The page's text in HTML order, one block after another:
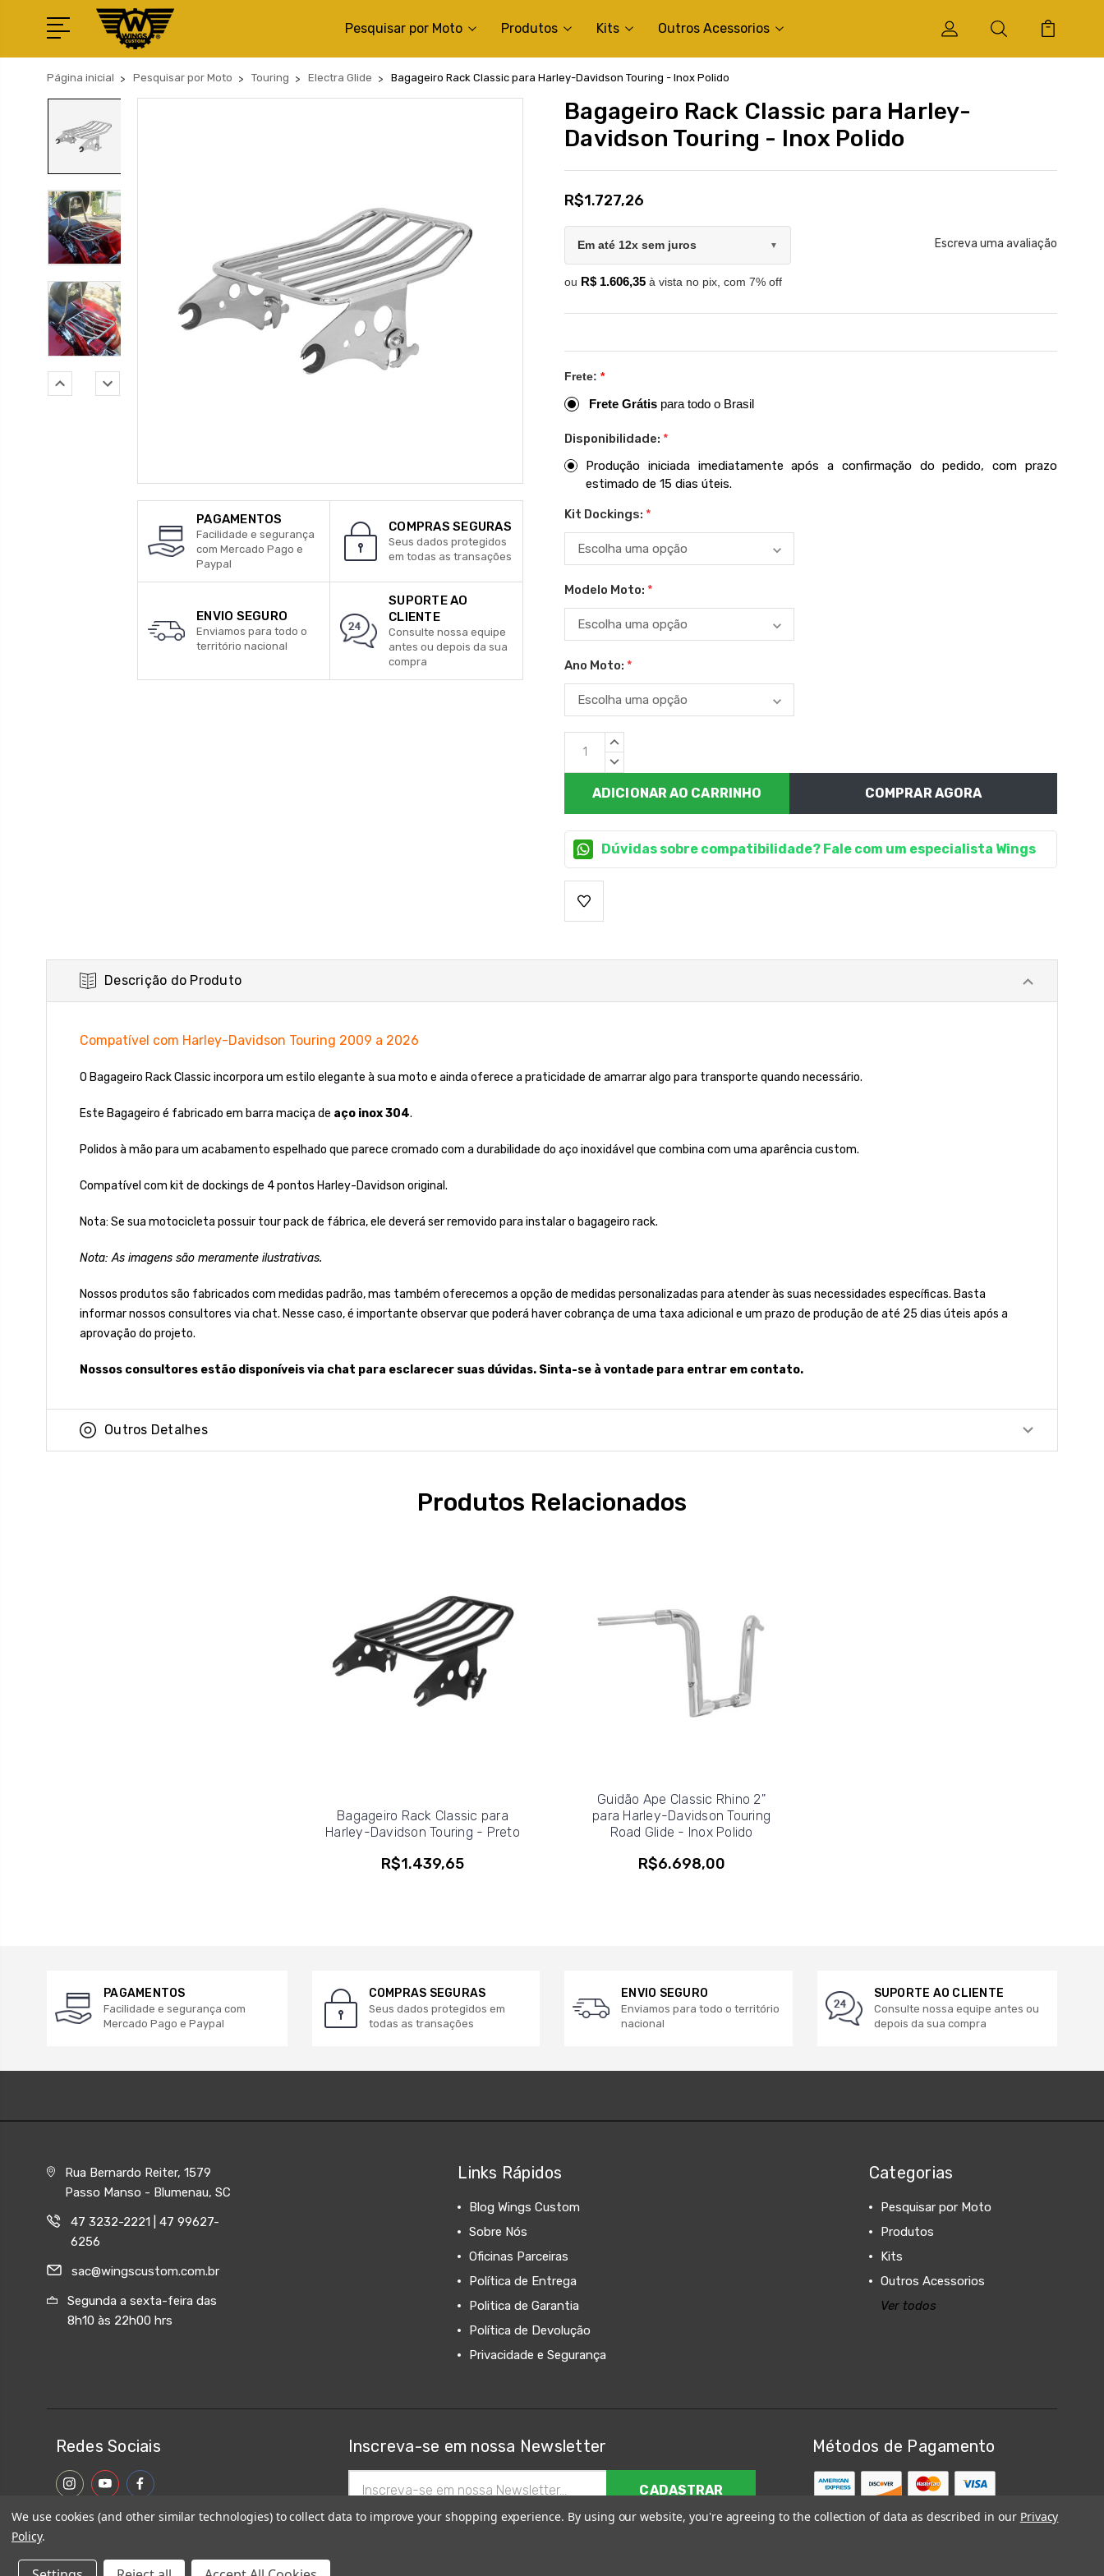
Pesquisar por Moto Produtos Kits Outros Acessorios
Página inicial Pesquisar por Moto Touring Electra Glide Bagageiro Rack Classic para Harley-Davidson Touring - Inox Polido
PAGAMENTOS
Facilidade e segurança
com Mercado Pago e
Paypal
COMPRAS SEGURAS
Seus dados protegidos
em todas as transações
ENVIO SEGURO
Enviamos para todo o
território nacional
SUPORTE AO
CLIENTE
Consulte nossa equipe
antes ou depois da sua
compra
Bagageiro Rack Classic para Harley-
Davidson Touring - Inox Polido
R$1.727,26
Em até 12x sem juros ▼
ou R$ 1.606,35 à vista no pix, com 7% off
Escreva uma avaliação
Frete: *
Frete Grátis para todo o Brasil
Disponibilidade: *
Produção iniciada imediatamente após a confirmação do pedido, com prazo
estimado de 15 dias úteis.
Kit Dockings: *
Modelo Moto: *
Ano Moto: *
Estoque
atual:
QUANTIDADE
QUANTIDADE
COMPRAR AGORA
Dúvidas sobre compatibilidade? Fale com um especialista Wings
Descrição do Produto
Compatível com Harley-Davidson Touring 2009 a 2026
O Bagageiro Rack Classic incorpora um estilo elegante à sua moto e ainda oferece a praticidade de amarrar algo para transporte quando necessário.
Este Bagageiro é fabricado em barra maciça de aço inox 304.
Polidos à mão para um acabamento espelhado que parece cromado com a durabilidade do aço inoxidável que combina com uma aparência custom.
Compatível com kit de dockings de 4 pontos Harley-Davidson original.
Nota: Se sua motocicleta possuir tour pack de fábrica, ele deverá ser removido para instalar o bagageiro rack.
Nota: As imagens são meramente ilustrativas.
Nossos produtos são fabricados com medidas padrão, mas também oferecemos a opção de medidas personalizadas para atender às suas necessidades específicas. Basta
informar nossos consultores via chat. Nesse caso, é importante observar que poderá haver cobrança de uma taxa adicional e um prazo de produção de até 25 dias úteis após a
aprovação do projeto.
Nossos consultores estão disponíveis via chat para esclarecer suas dúvidas. Sinta-se à vontade para entrar em contato.
Outros Detalhes
Produtos Relacionados
Bagageiro Rack Classic para
Harley-Davidson Touring - Preto
R$1.439,65
Guidão Ape Classic Rhino 2"
para Harley-Davidson Touring
Road Glide - Inox Polido
R$6.698,00
PAGAMENTOS
Facilidade e segurança com
Mercado Pago e Paypal
COMPRAS SEGURAS
Seus dados protegidos em
todas as transações
ENVIO SEGURO
Enviamos para todo o território
nacional
SUPORTE AO CLIENTE
Consulte nossa equipe antes ou
depois da sua compra
Rua Bernardo Reiter, 1579
Passo Manso - Blumenau, SC
47 3232-2221 | 47 99627-
6256
sac@wingscustom.com.br
Segunda a sexta-feira das
8h10 às 22h00 hrs
Links Rápidos
Blog Wings Custom
Sobre Nós
Oficinas Parceiras
Política de Entrega
Politica de Garantia
Política de Devolução
Privacidade e Segurança
Categorias
Pesquisar por Moto
Produtos
Kits
Outros Acessorios
Ver todos
Redes Sociais Inscreva-se em nossa Newsletter
de
email
Métodos de Pagamento
We use cookies (and other similar technologies) to collect data to improve your shopping experience. By using our website, you're agreeing to the collection of data as described in our Privacy
Policy.